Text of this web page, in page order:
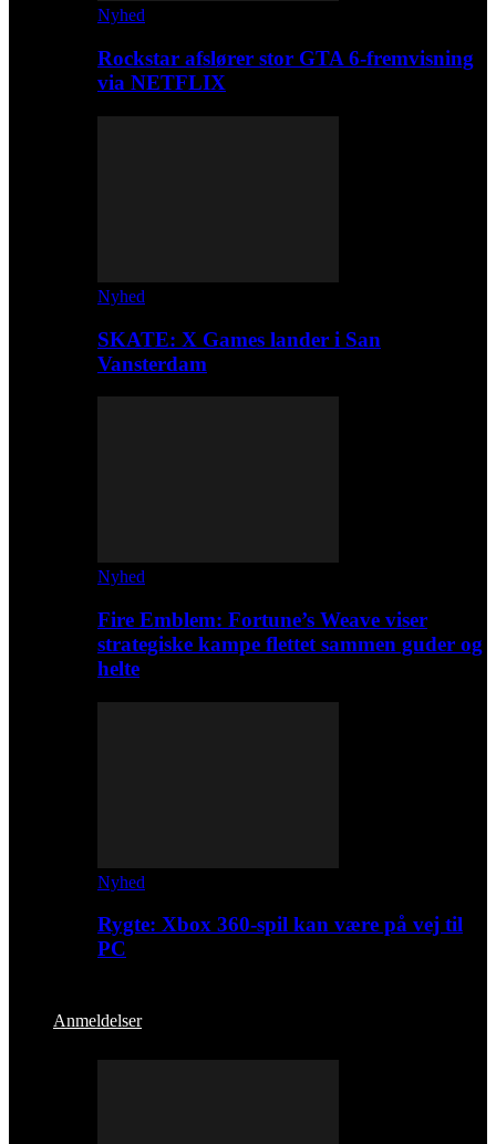
Nyhed
Rockstar afslører stor GTA 6-fremvisning
via NETFLIX
Nyhed
SKATE: X Games lander i San
Vansterdam
Nyhed
Fire Emblem: Fortune’s Weave viser
strategiske kampe flettet sammen guder og
helte
Nyhed
Rygte: Xbox 360-spil kan være på vej til
PC
Anmeldelser